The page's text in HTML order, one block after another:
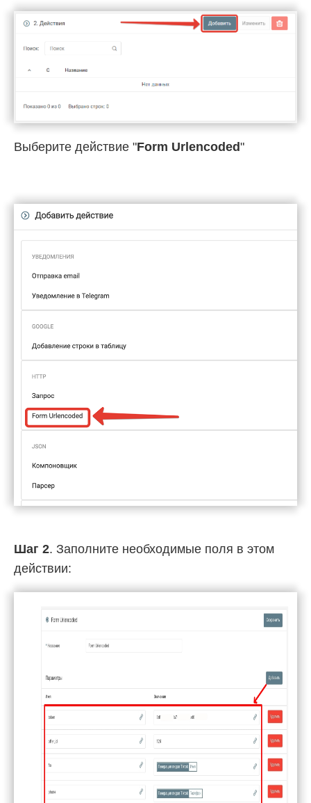
Выберите действие "Form Urlencoded"
Шаг 2. Заполните необходимые поля в этом
действии: